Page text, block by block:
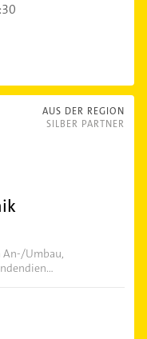
AUS DER REGION
SILBER PARTNER
Umbau,